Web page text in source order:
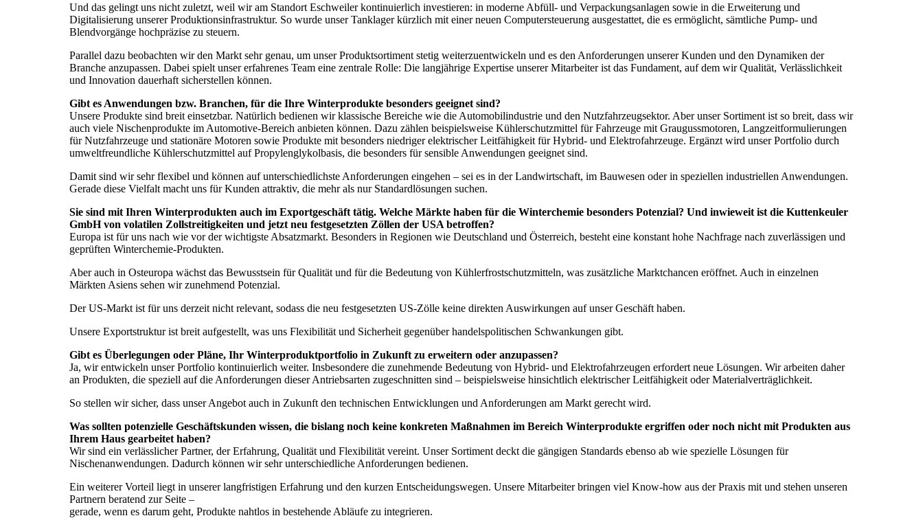
Und das gelingt uns nicht zuletzt, weil wir am Standort Eschweiler kontinuierlich investieren: in moderne Abfüll- und Verpackungsanlagen sowie in die Erweiterung und
Digitalisierung unserer Produktionsinfrastruktur. So wurde unser Tanklager kürzlich mit einer neuen Computersteuerung ausgestattet, die es ermöglicht, sämtliche Pump- und
Blendvorgänge hochpräzise zu steuern.
Parallel dazu beobachten wir den Markt sehr genau, um unser Produktsortiment stetig weiterzuentwickeln und es den Anforderungen unserer Kunden und den Dynamiken der
Branche anzupassen. Dabei spielt unser erfahrenes Team eine zentrale Rolle: Die langjährige Expertise unserer Mitarbeiter ist das Fundament, auf dem wir Qualität, Verlässlichkeit
und Innovation dauerhaft sicherstellen können.
Gibt es Anwendungen bzw. Branchen, für die Ihre Winterprodukte besonders geeignet sind?
Unsere Produkte sind breit einsetzbar. Natürlich bedienen wir klassische Bereiche wie die Automobilindustrie und den Nutzfahrzeugsektor. Aber unser Sortiment ist so breit, dass wir
auch viele Nischenprodukte im Automotive-Bereich anbieten können. Dazu zählen beispielsweise Kühlerschutzmittel für Fahrzeuge mit Graugussmotoren, Langzeitformulierungen
für Nutzfahrzeuge und stationäre Motoren sowie Produkte mit besonders niedriger elektrischer Leitfähigkeit für Hybrid- und Elektrofahrzeuge. Ergänzt wird unser Portfolio durch
umweltfreundliche Kühlerschutzmittel auf Propylenglykolbasis, die besonders für sensible Anwendungen geeignet sind.
Damit sind wir sehr flexibel und können auf unterschiedlichste Anforderungen eingehen – sei es in der Landwirtschaft, im Bauwesen oder in speziellen industriellen Anwendungen.
Gerade diese Vielfalt macht uns für Kunden attraktiv, die mehr als nur Standardlösungen suchen.
Sie sind mit Ihren Winterprodukten auch im Exportgeschäft tätig. Welche Märkte haben für die Winterchemie besonders Potenzial? Und inwieweit ist die Kuttenkeuler
GmbH von volatilen Zollstreitigkeiten und jetzt neu festgesetzten Zöllen der USA betroffen?
Europa ist für uns nach wie vor der wichtigste Absatzmarkt. Besonders in Regionen wie Deutschland und Österreich, besteht eine konstant hohe Nachfrage nach zuverlässigen und
geprüften Winterchemie-Produkten.
Aber auch in Osteuropa wächst das Bewusstsein für Qualität und für die Bedeutung von Kühlerfrostschutzmitteln, was zusätzliche Marktchancen eröffnet. Auch in einzelnen
Märkten Asiens sehen wir zunehmend Potenzial.
Der US-Markt ist für uns derzeit nicht relevant, sodass die neu festgesetzten US-Zölle keine direkten Auswirkungen auf unser Geschäft haben.
Unsere Exportstruktur ist breit aufgestellt, was uns Flexibilität und Sicherheit gegenüber handelspolitischen Schwankungen gibt.
Gibt es Überlegungen oder Pläne, Ihr Winterproduktportfolio in Zukunft zu erweitern oder anzupassen?
Ja, wir entwickeln unser Portfolio kontinuierlich weiter. Insbesondere die zunehmende Bedeutung von Hybrid- und Elektrofahrzeugen erfordert neue Lösungen. Wir arbeiten daher
an Produkten, die speziell auf die Anforderungen dieser Antriebsarten zugeschnitten sind – beispielsweise hinsichtlich elektrischer Leitfähigkeit oder Materialverträglichkeit.
So stellen wir sicher, dass unser Angebot auch in Zukunft den technischen Entwicklungen und Anforderungen am Markt gerecht wird.
Was sollten potenzielle Geschäftskunden wissen, die bislang noch keine konkreten Maßnahmen im Bereich Winterprodukte ergriffen oder noch nicht mit Produkten aus
Ihrem Haus gearbeitet haben?
Wir sind ein verlässlicher Partner, der Erfahrung, Qualität und Flexibilität vereint. Unser Sortiment deckt die gängigen Standards ebenso ab wie spezielle Lösungen für
Nischenanwendungen. Dadurch können wir sehr unterschiedliche Anforderungen bedienen.
Ein weiterer Vorteil liegt in unserer langfristigen Erfahrung und den kurzen Entscheidungswegen. Unsere Mitarbeiter bringen viel Know-how aus der Praxis mit und stehen unseren
Partnern beratend zur Seite –
gerade, wenn es darum geht, Produkte nahtlos in bestehende Abläufe zu integrieren.